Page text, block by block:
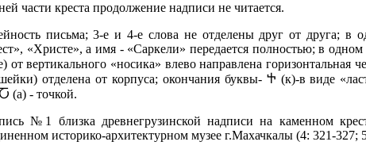
части креста продолжение надписи не читается.
письма; 3-е и 4-е слова не отделены друг от друга; в
«Христе», а имя - «Саркели» передается полностью; в
вертикального «носика» влево направлена
отделена от корпуса; окончания буквы- Ⴕ (к)-в виде
(а) - точкой.
№1 близка древнегрузинской надписи на каменном
историко-архитектурном музее г.Махачкалы (4: 321-327;